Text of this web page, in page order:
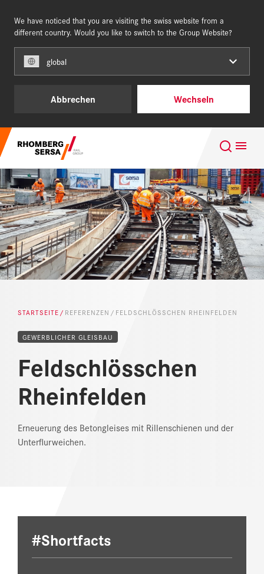
We have noticed that you are visiting the swiss website from a
different country. Would you like to switch to the Group Website?
global
Abbrechen Wechseln
NEWS
DOWNLOAD CENTER
ONLINE MAGAZIN
Projektgeschäft
Leistungen & Produkte
Über uns
Karriere
SCHWEIZ DE
Suchempfehlungen
Karriere im Team of Steel
Nachhaltigkeit
Digital Rail Services
STARTSEITE REFERENZEN FELDSCHLÖSSCHEN RHEINFELDEN
GEWERBLICHER GLEISBAU
Feldschlösschen
Rheinfelden
Erneuerung des Betongleises mit Rillenschienen und der
Unterflurweichen.
#Shortfacts